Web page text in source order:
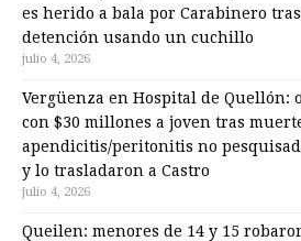
es herido a bala por Carabinero
detención usando un cuchillo
julio 4, 2026
Vergüenza en Hospital de
con $30 millones a joven tras
apendicitis/peritonitis no
y lo trasladaron a Castro
julio 4, 2026
Queilen: menores de 14 y 15